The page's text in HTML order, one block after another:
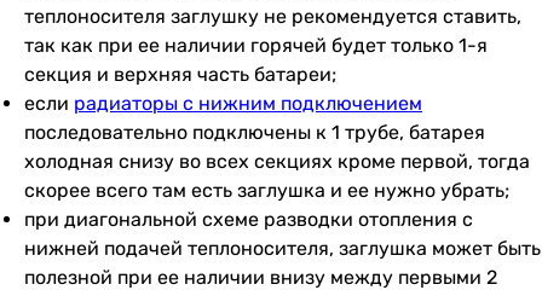
теплоносителя заглушку не рекомендуется ставить,
так как при ее наличии горячей будет только 1-я
секция и верхняя часть батареи;
если радиаторы с нижним подключением
последовательно подключены к 1 трубе, батарея
холодная снизу во всех секциях кроме первой, тогда
скорее всего там есть заглушка и ее нужно убрать;
при диагональной схеме разводки отопления с
нижней подачей теплоносителя, заглушка может быть
полезной при ее наличии внизу между первыми 2